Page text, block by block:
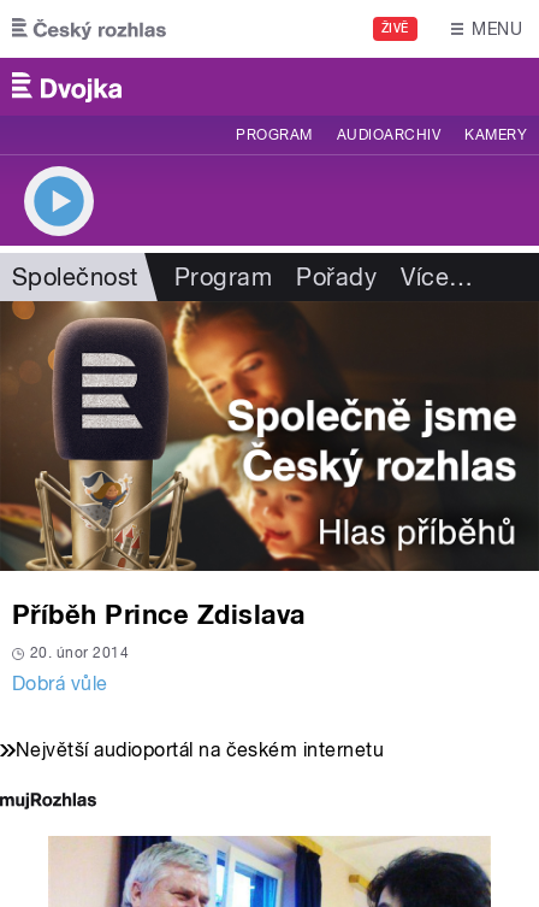
Přejít k hlavnímu obsahu
ŽIVĚ MENU
PROGRAM AUDIOARCHIV KAMERY
Společnost Program Pořady Více…
Příběh Prince Zdislava
20. únor 2014
Dobrá vůle
Největší audioportál na českém internetu